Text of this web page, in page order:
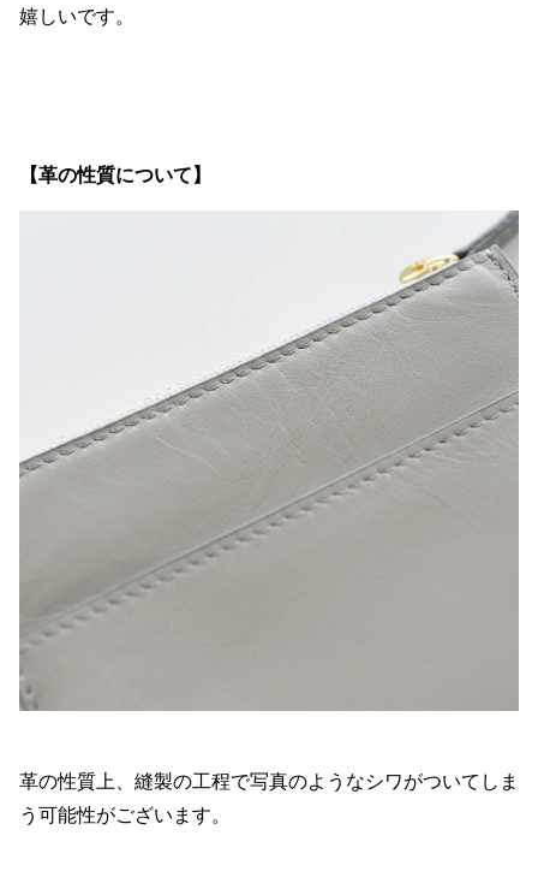
嬉しいです。
【革の性質について】
革の性質上、縫製の工程で写真のようなシワがついてしま
う可能性がございます。